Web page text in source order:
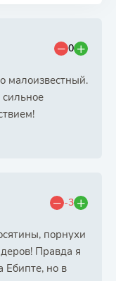
0
малоизвестный.
-3
порнухи
Правда я
Ебипте, но в